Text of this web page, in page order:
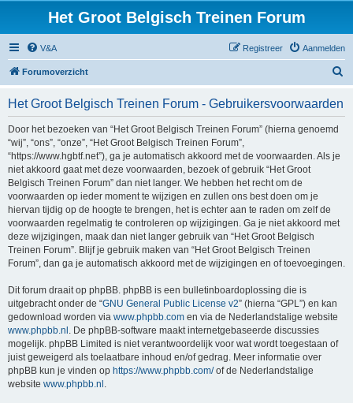
Het Groot Belgisch Treinen Forum
V&A Aanmelden
Registreer
Forumoverzicht
Het Groot Belgisch Treinen Forum - Gebruikersvoorwaarden
Door het bezoeken van “Het Groot Belgisch Treinen Forum” (hierna genoemd
“wij”, “ons”, “onze”, “Het Groot Belgisch Treinen Forum”,
“https://www.hgbtf.net”), ga je automatisch akkoord met de voorwaarden. Als je
niet akkoord gaat met deze voorwaarden, bezoek of gebruik “Het Groot
Belgisch Treinen Forum” dan niet langer. We hebben het recht om de
voorwaarden op ieder moment te wijzigen en zullen ons best doen om je
hiervan tijdig op de hoogte te brengen, het is echter aan te raden om zelf de
voorwaarden regelmatig te controleren op wijzigingen. Ga je niet akkoord met
deze wijzigingen, maak dan niet langer gebruik van “Het Groot Belgisch
Treinen Forum”. Blijf je gebruik maken van “Het Groot Belgisch Treinen
Forum”, dan ga je automatisch akkoord met de wijzigingen en of toevoegingen.
Dit forum draait op phpBB. phpBB is een bulletinboardoplossing die is
uitgebracht onder de “GNU General Public License v2” (hierna “GPL”) en kan
gedownload worden via www.phpbb.com en via de Nederlandstalige website
www.phpbb.nl . De phpBB-software maakt internetgebaseerde discussies
mogelijk. phpBB Limited is niet verantwoordelijk voor wat wordt toegestaan of
juist geweigerd als toelaatbare inhoud en/of gedrag. Meer informatie over
phpBB kun je vinden op https://www.phpbb.com/of de Nederlandstalige
website www.phpbb.nl .